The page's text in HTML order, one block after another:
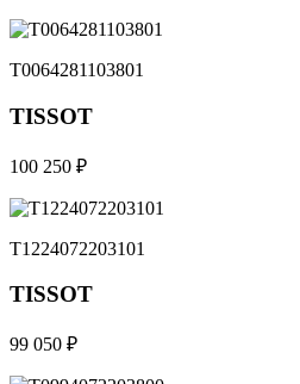
T0064281103801
TISSOT
100 250 ₽
T1224072203101
TISSOT
99 050 ₽